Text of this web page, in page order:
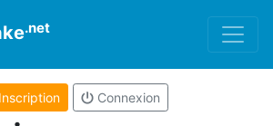
.net
Connexion